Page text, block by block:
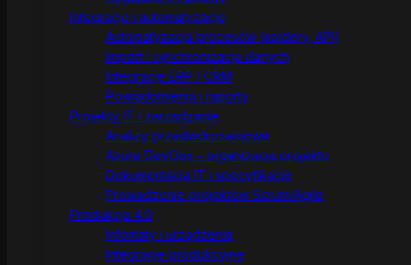
Integracje i automatyzacje
Automatyzacja procesów (spidery, API)
Import i synchronizacja danych
Integracje ERP / CRM
Powiadomienia i raporty
Projekty IT i zarządzanie
Analizy przedwdrożeniowe
Azure DevOps – organizacja projektu
Dokumentacja IT i specyfikacje
Prowadzenie projektów Scrum/Agile
Produkcja 4.0
Infomaty i urządzenia
Integracje produkcyjne